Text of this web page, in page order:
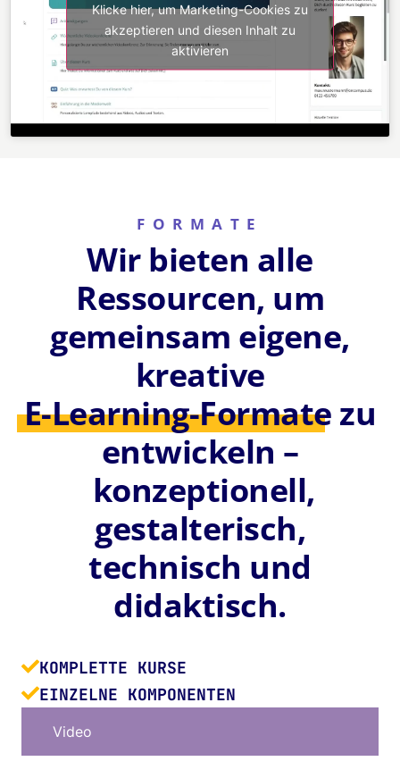
Klicke hier, um Marketing-Cookies zu
akzeptieren und diesen Inhalt zu
aktivieren
FORMATE
Wir bieten alle
Ressourcen, um
gemeinsam eigene,
kreative
E-Learning-Formate zu
entwickeln –
konzeptionell,
gestalterisch,
technisch und
didaktisch.
KOMPLETTE KURSE
EINZELNE KOMPONENTEN
Video